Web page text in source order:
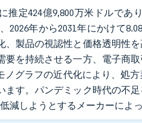
推定424億9,800万米ドルであ
2026年から2031年にかけて
、製品の視認性と価格透明性
要を持続させる一方、電子商
ノグラフの近代化により、処
ます。パンデミック時代の不
減しようとするメーカーによ